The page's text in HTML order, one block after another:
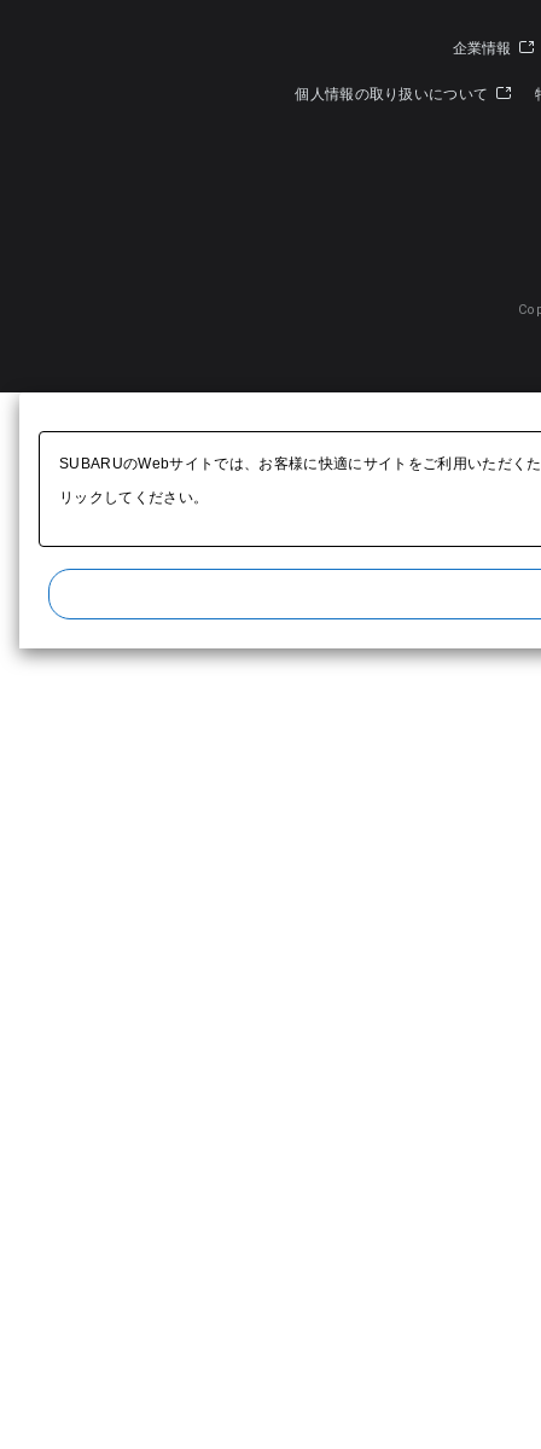
企業情報
個人情報の取り扱いについて
SUBARUのWebサイトでは、お客様に快適にサイトをご利用いただく
リックしてください。​